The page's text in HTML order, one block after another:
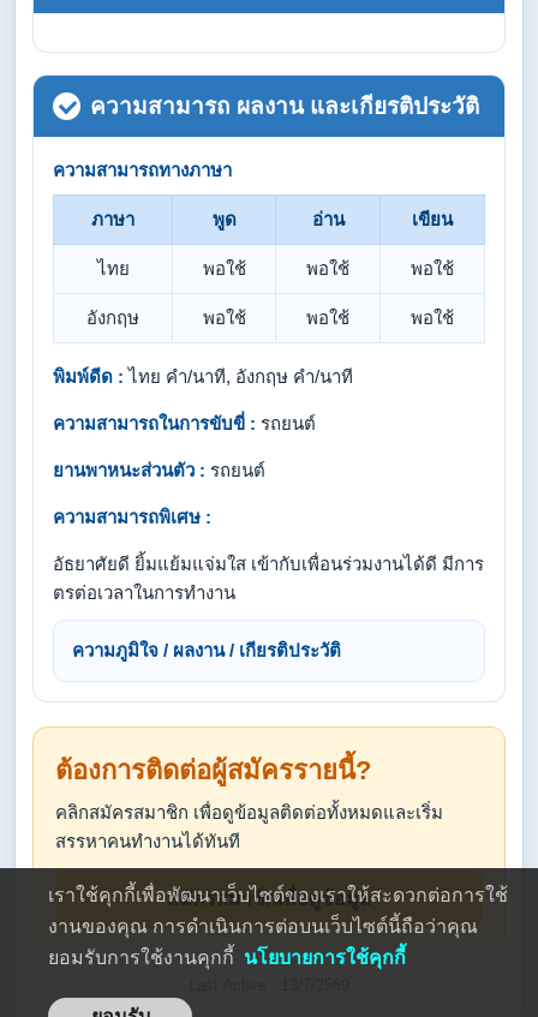
ความสามารถ ผลงาน และเกียรติประวัติ
ความสามารถทางภาษา
ภาษา พูด อ่าน เขียน
ไทย พอใช้ พอใช้ พอใช้
อังกฤษ พอใช้ พอใช้ พอใช้
พิมพ์ดีด : ไทย คำ/นาที, อังกฤษ คำ/นาที
ความสามารถในการขับขี่ : รถยนต์
ยานพาหนะส่วนตัว : รถยนต์
ความสามารถพิเศษ :
อัธยาศัยดี ยิ้มแย้มแจ่มใส เข้ากับเพื่อนร่วมงานได้ดี มีการ
ตรต่อเวลาในการทำงาน
ความภูมิใจ / ผลงาน / เกียรติประวัติ
ต้องการติดต่อผู้สมัครรายนี้?
คลิกสมัครสมาชิก เพื่อดูข้อมูลติดต่อทั้งหมดและเริ่ม
สรรหาคนทำงานได้ทันที
สมัครสมาชิกเพื่อดูข้อมูล
เราใช้คุกกี้เพื่อพัฒนาเว็บไซต์ของเราให้สะดวกต่อการใช้
งานของคุณ การดำเนินการต่อบนเว็บไซต์นี้ถือว่าคุณ
ยอมรับการใช้งานคุกกี้ นโยบายการใช้คุกกี้